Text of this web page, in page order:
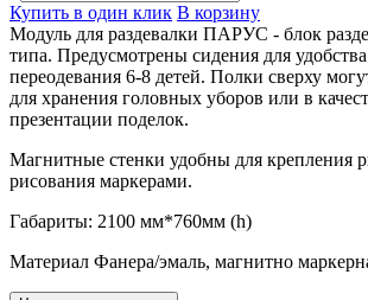
Купить в один клик В корзину
Модуль для раздевалки ПАРУС - блок
типа. Предусмотрены сидения для
переодевания 6-8 детей. Полки сверху
для хранения головных уборов или в
презентации поделок.
Магнитные стенки удобны для крепления
рисования маркерами.
Габариты: 2100 мм*760мм (h)
Материал Фанера/эмаль, магнитно